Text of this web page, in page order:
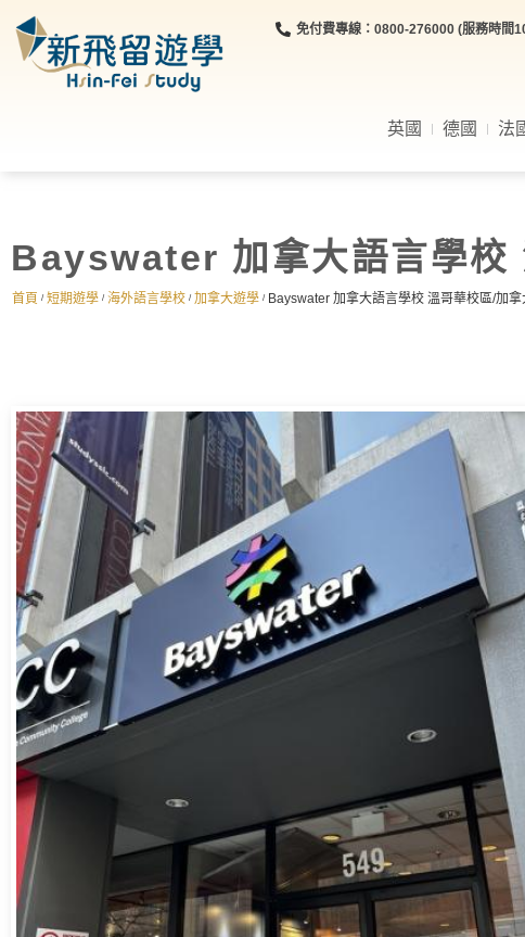
免付費專線：0800-276000 (服務時間
英國 德國 法
Bayswater 加拿大語言學校
首頁 / 短期遊學 / 海外語言學校 / 加拿大遊學 / Bayswater 加拿大語言學校 溫哥華校區/加拿